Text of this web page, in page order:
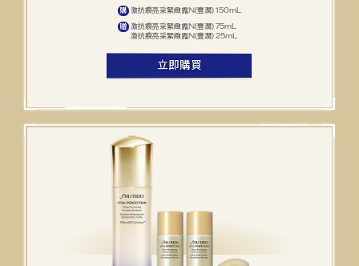
購 激抗痕亮采緊緻露N(豐潤) 150mL
贈 激抗痕亮采緊緻露N(豐潤) 75mL
激抗痕亮采緊緻露N(豐潤) 25mL
立即購買